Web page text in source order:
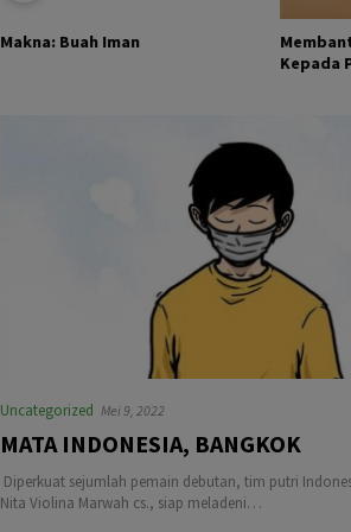
Makna: Buah Iman
Kepada
Uncategorized Mei 9, 2022
MATA INDONESIA, BANGKOK
Diperkuat sejumlah pemain debutan, tim putri
Nita Violina Marwah cs., siap meladeni…